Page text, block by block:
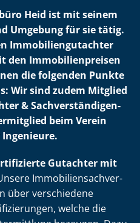
Heid ist mit seinem
Umgebung für sie tätig.
Im­mo­bi­li­en­gut­ach­ter
den Im­mo­bi­li­en­prei­sen
die folgenden Punkte
Wir sind zudem Mitglied
& Sach­ver­stän­di­gen­
beim Verein
Gutachter mit
Im­mo­bi­li­en­sach­ver­
über verschiedene
welche die